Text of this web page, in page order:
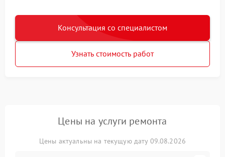
Консультация со специалистом
Узнать стоимость работ
Цены на услуги ремонта
Цены актуальны на текущую дату 09.08.2026